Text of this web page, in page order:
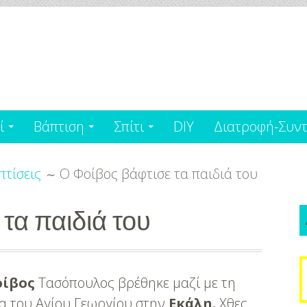
Βάπτιση Σπίτι DIY Διατροφή-
Ο Φοίβος βάφτισε τα παιδιά του
παιδιά του
Τασόπουλος βρέθηκε μαζί με τη
του Αγίου Γεωργίου στην Εκάλη. Χθες